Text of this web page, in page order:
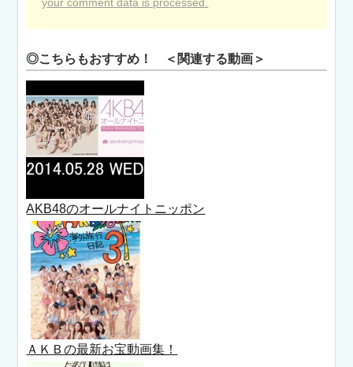
◎こちらもおすすめ！ ＜関連する動画＞
AKB48のオールナイトニッポン
ＡＫＢの最新お宝動画集！